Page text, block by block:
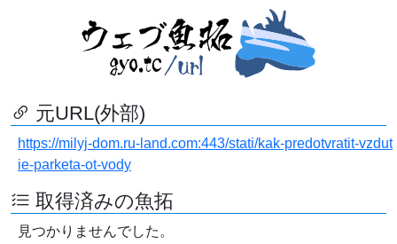
元URL(外部)
https://milyj-dom.ru-land.com:443/stati/kak-predotvratit-vzdut
ie-parketa-ot-vody
取得済みの魚拓
見つかりませんでした。